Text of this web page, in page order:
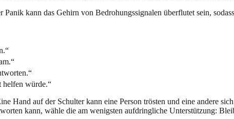
Panik kann das Gehirn von Bedrohungssignalen überflutet sein,
helfen würde.“
Hand auf der Schulter kann eine Person trösten und eine andere
kann, wähle die am wenigsten aufdringliche Unterstützung: